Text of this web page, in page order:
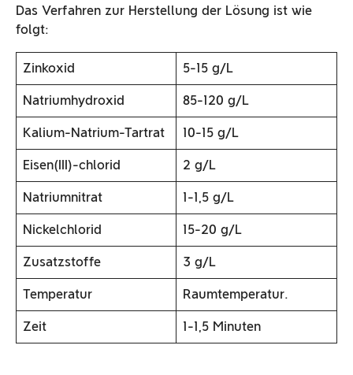
Das Verfahren zur Herstellung der Lösung ist wie
folgt:
Zinkoxid 5-15 g/L
Natriumhydroxid 85-120 g/L
Kalium-Natrium-Tartrat 10-15 g/L
Eisen(III)-chlorid 2 g/L
Natriumnitrat 1-1,5 g/L
Nickelchlorid 15-20 g/L
Zusatzstoffe 3 g/L
Temperatur Raumtemperatur.
Zeit 1-1,5 Minuten